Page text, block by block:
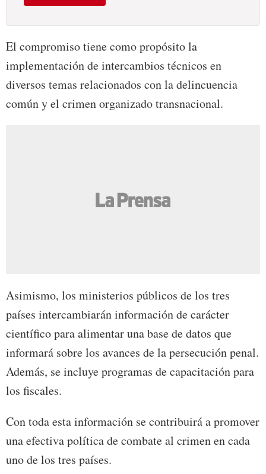
El compromiso tiene como propósito la
implementación de intercambios técnicos en
diversos temas relacionados con la delincuencia
común y el crimen organizado transnacional.
Asimismo, los ministerios públicos de los tres
países intercambiarán información de carácter
científico para alimentar una base de datos que
informará sobre los avances de la persecución penal.
Además, se incluye programas de capacitación para
los fiscales.
Con toda esta información se contribuirá a promover
una efectiva política de combate al crimen en cada
uno de los tres países.